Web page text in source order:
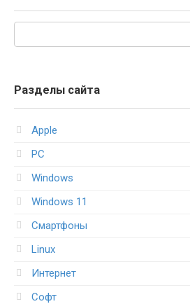
Разделы сайта
Apple
PC
Windows
Windows 11
Смартфоны
Linux
Интернет
Софт